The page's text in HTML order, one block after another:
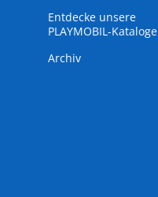
Entdecke unsere
PLAYMOBIL-Kataloge
Archiv